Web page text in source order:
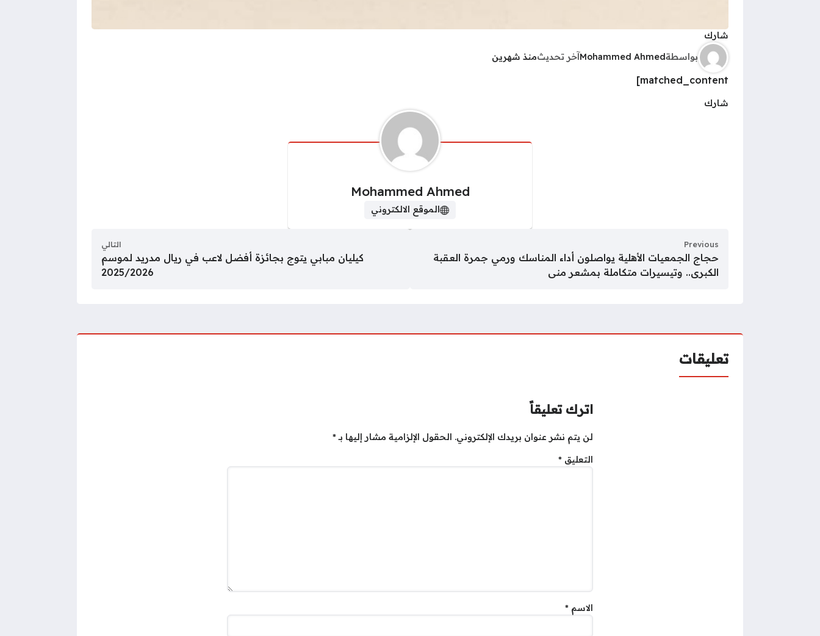
شارك
بواسطةMohammed Ahmed آخر تحديثمنذ شهرين
matched_content]
شارك
Mohammed Ahmed
الموقع الالكتروني
Previous
حجاج الجمعيات الأهلية يواصلون أداء المناسك ورمي جمرة العقبة
الكبرى.. وتيسيرات متكاملة بمشعر منى
التالي
كيليان مبابي يتوج بجائزة أفضل لاعب في ريال مدريد لموسم
2025/2026
تعليقات
اترك تعليقاً
لن يتم نشر عنوان بريدك الإلكتروني. الحقول الإلزامية مشار إليها بـ*
التعليق *
الاسم *